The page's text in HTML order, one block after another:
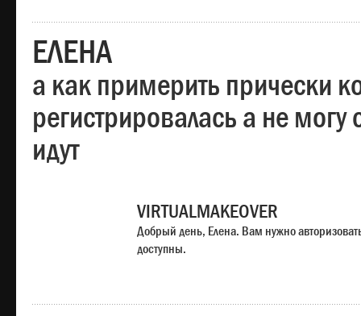
ЕЛЕНА
а как примерить прически
регистрировалась а не
идут
VIRTUALMAKEOVER
Добрый день, Елена. Вам нужно
доступны.